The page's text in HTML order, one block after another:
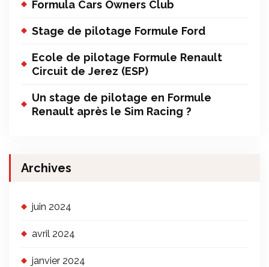
Formula Cars Owners Club
Stage de pilotage Formule Ford
Ecole de pilotage Formule Renault
Circuit de Jerez (ESP)
Un stage de pilotage en Formule
Renault après le Sim Racing ?
Archives
juin 2024
avril 2024
janvier 2024